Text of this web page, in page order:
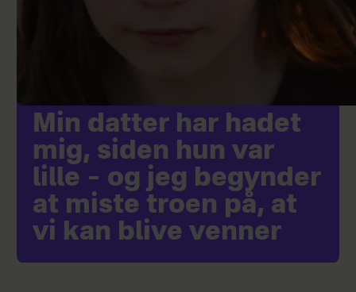
Min datter har hadet
mig, siden hun var
lille – og jeg begynder
at miste troen på, at
vi kan blive venner